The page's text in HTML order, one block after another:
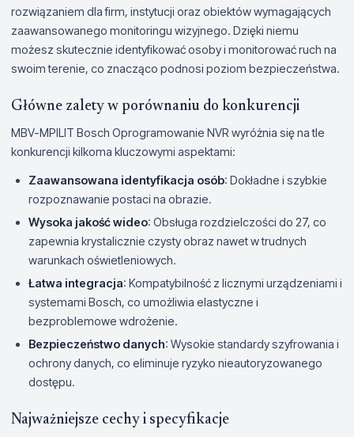
rozwiązaniem dla firm, instytucji oraz obiektów wymagających
zaawansowanego monitoringu wizyjnego. Dzięki niemu
możesz skutecznie identyfikować osoby i monitorować ruch na
swoim terenie, co znacząco podnosi poziom bezpieczeństwa.
Główne zalety w porównaniu do konkurencji
MBV-MPILIT Bosch Oprogramowanie NVR wyróżnia się na tle
konkurencji kilkoma kluczowymi aspektami:
Zaawansowana identyfikacja osób: Dokładne i szybkie
rozpoznawanie postaci na obrazie.
Wysoka jakość wideo: Obsługa rozdzielczości do 27, co
zapewnia krystalicznie czysty obraz nawet w trudnych
warunkach oświetleniowych.
Łatwa integracja: Kompatybilność z licznymi urządzeniami i
systemami Bosch, co umożliwia elastyczne i
bezproblemowe wdrożenie.
Bezpieczeństwo danych: Wysokie standardy szyfrowania i
ochrony danych, co eliminuje ryzyko nieautoryzowanego
dostępu.
Najważniejsze cechy i specyfikacje